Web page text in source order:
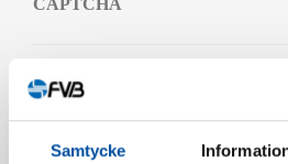
Samtycke
CAPTCHA